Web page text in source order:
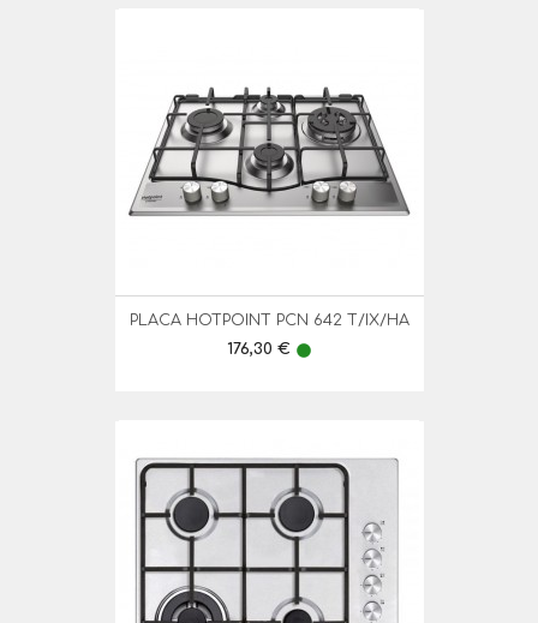
PLACA HOTPOINT PCN 642 T/IX/HA
Preço
176,30 € lens